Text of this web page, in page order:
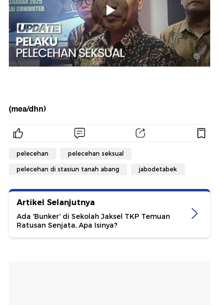
(mea/dhn)
pelecehan pelecehan seksual
pelecehan di stasiun tanah abang jabodetabek
Artikel Selanjutnya
Ada 'Bunker' di Sekolah Jaksel TKP Temuan
Ratusan Senjata, Apa Isinya?